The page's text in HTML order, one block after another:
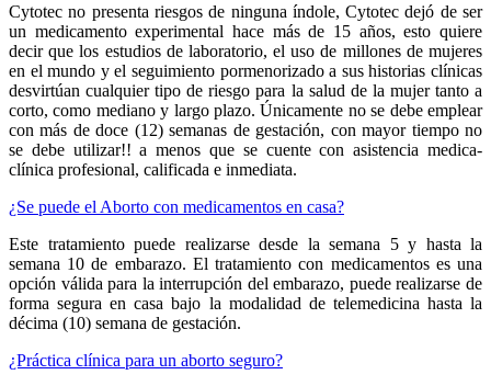
Cytotec no presenta riesgos de ninguna índole, Cytotec dejó de ser
un medicamento experimental hace más de 15 años, esto quiere
decir que los estudios de laboratorio, el uso de millones de mujeres
en el mundo y el seguimiento pormenorizado a sus historias clínicas
desvirtúan cualquier tipo de riesgo para la salud de la mujer tanto a
corto, como mediano y largo plazo. Únicamente no se debe emplear
con más de doce (12) semanas de gestación, con mayor tiempo no
se debe utilizar!! a menos que se cuente con asistencia medica-
clínica profesional, calificada e inmediata.
¿Se puede el Aborto con medicamentos en casa?
Este tratamiento puede realizarse desde la semana 5 y hasta la
semana 10 de embarazo. El tratamiento con medicamentos es una
opción válida para la interrupción del embarazo, puede realizarse de
forma segura en casa bajo la modalidad de telemedicina hasta la
décima (10) semana de gestación.
¿Práctica clínica para un aborto seguro?